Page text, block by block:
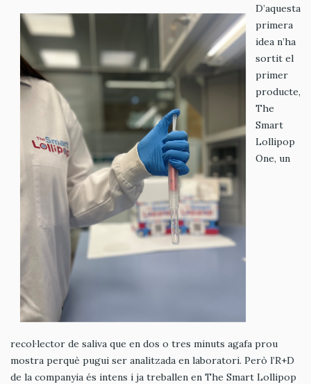
D’aquesta
primera
idea n’ha
sortit el
primer
producte,
The
Smart
Lollipop
One, un
recol·lector de saliva que en dos o tres minuts agafa prou
mostra perquè pugui ser analitzada en laboratori. Però l’R+D
de la companyia és intens i ja treballen en The Smart Lollipop